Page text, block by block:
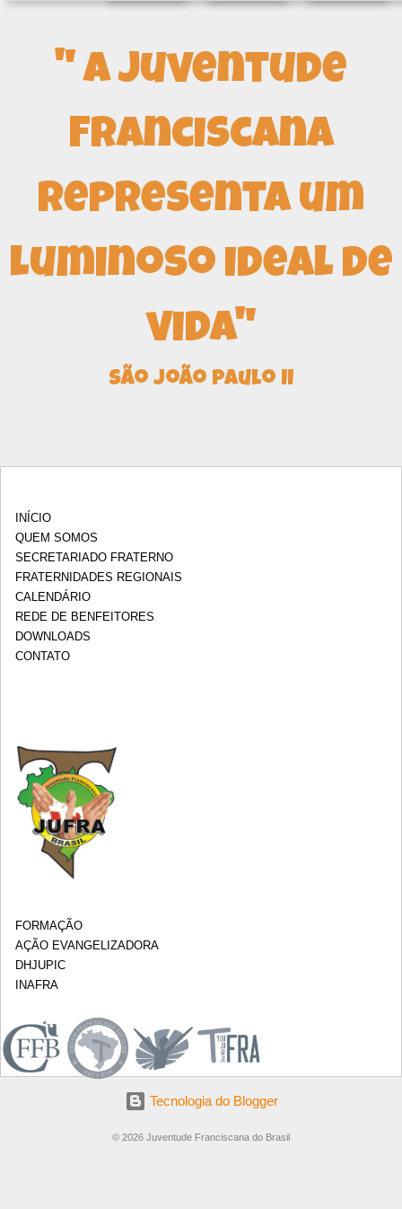
" A Juventude
Franciscana
representa um
luminoso ideal de
vida"
São João Paulo II
INÍCIO
QUEM SOMOS
SECRETARIADO FRATERNO
FRATERNIDADES REGIONAIS
CALENDÁRIO
REDE DE BENFEITORES
DOWNLOADS
CONTATO
FORMAÇÃO
AÇÃO EVANGELIZADORA
DHJUPIC
INAFRA
Tecnologia do Blogger
© 2026 Juventude Franciscana do Brasil